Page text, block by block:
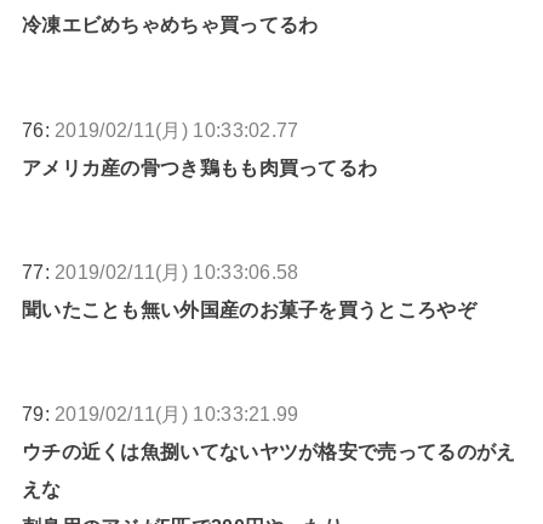
冷凍エビめちゃめちゃ買ってるわ
76: 2019/02/11(月) 10:33:02.77
アメリカ産の骨つき鶏もも肉買ってるわ
77: 2019/02/11(月) 10:33:06.58
聞いたことも無い外国産のお菓子を買うところやぞ
79: 2019/02/11(月) 10:33:21.99
ウチの近くは魚捌いてないヤツが格安で売ってるのがえ
えな